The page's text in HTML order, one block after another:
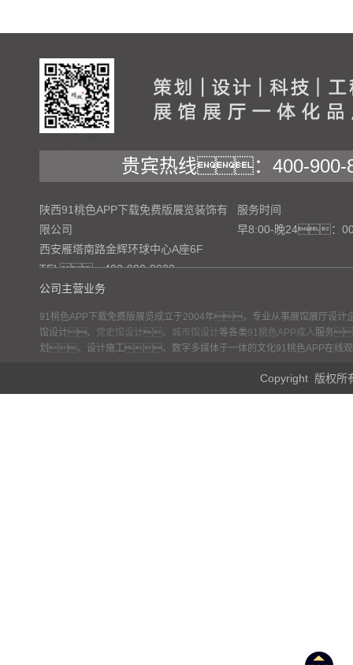
贵宾热线：400-900-
陕西91桃色APP下载免费版展览装饰有
限公司
西安雁塔南路金辉环球中心A座6F
TEL：400-900-8922
服务时间
早8:00-晚24：
公司主营业务
91桃色APP下载免费版展览成立于2004年，专业从事展馆展厅设
馆设计、 党史馆设计、 城市馆设计等各类91桃色APP成人 服务
划、设计施工、数字多媒体于一体的文化91桃色APP在线观
Copyright 版权所
网站地图